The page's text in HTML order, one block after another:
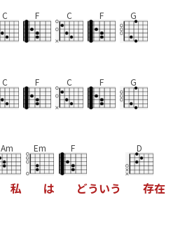
C F C F G
C F C F G
Am
私
Em
は
F
どういう
D
存在